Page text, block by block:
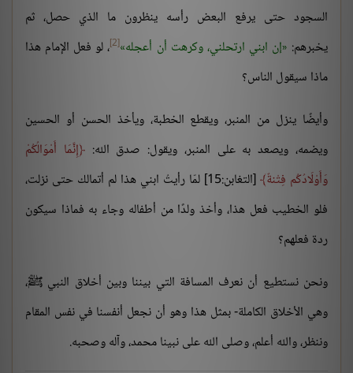
السجود حتى يرفع البعض رأسه ينظرون ما الذي حصل، ثم
يخبرهم: إن ابني ارتحلني، وكرهت أن أعجله [2] ، لو فعل الإمام هذا
ماذا سيقول الناس؟
وأيضًا ينزل من المنبر، ويقطع الخطبة، ويأخذ الحسن أو الحسين
ويضمه، ويصعد به على المنبر، ويقول: صدق الله: إِنَّمَا أَمْوَالُكُمْ
وَأَوْلَادُكُم فِتْنةٌ
[التغابن:15] لمّا رأيتُ ابني هذا لم أتمالك حتى نزلت،
فلو الخطيب فعل هذا، وأخذ ولدًا من أطفاله وجاء به فماذا سيكون
ردة فعلهم؟
ونحن نستطيع أن نعرف المسافة التي بيننا وبين أخلاق النبي ﷺ،
وهي الأخلاق الكاملة- بمثل هذا وهو أن نجعل أنفسنا في نفس المقام
وننظر، والله أعلم، وصلى الله على نبينا محمد، وآله وصحبه.